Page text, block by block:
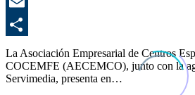
La Asociación Empresarial de Centros
COCEMFE (AECEMCO), junto con la
Servimedia, presenta en…